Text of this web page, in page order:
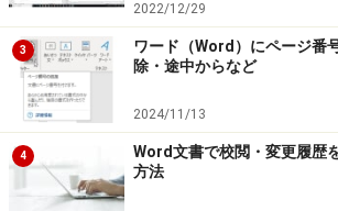
2022/12/29
3
ワード（Word）にページ番
除・途中からなど
2024/11/13
4
Word文書で校閲・変更履歴
方法